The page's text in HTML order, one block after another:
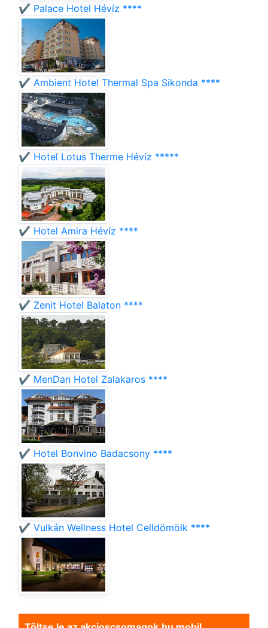
✔️ Palace Hotel Hévíz ****
✔️ Ambient Hotel Thermal Spa Sikonda ****
✔️ Hotel Lotus Therme Hévíz *****
✔️ Hotel Amira Hévíz ****
✔️ Zenit Hotel Balaton ****
✔️ MenDan Hotel Zalakaros ****
✔️ Hotel Bonvino Badacsony ****
✔️ Vulkán Wellness Hotel Celldömölk ****